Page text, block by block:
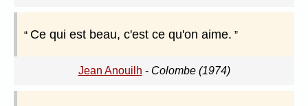
Ce qui est beau, c'est ce qu'on aime.
Jean Anouilh - Colombe (1974)